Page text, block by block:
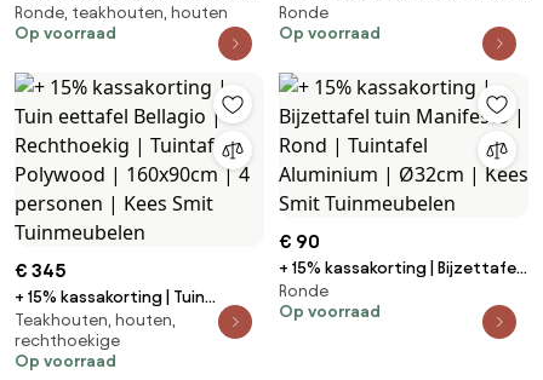
tafel Sunyard | Rond | Tuintafel
Teakhout | Ø65cm | 2 personen
Ronde, teakhouten, houten
Op voorraad
tuin Manifesto | Rond | Tuintafel
Aluminium | Ø50cm | Kees Smit
Ronde
Op voorraad
€ 345
+ 15% kassakorting | Tuin
eettafel Bellagio | Rechthoekig |
Tuintafel Polywood | 160x90cm |
4 personen | Kees Smit
Teakhouten, houten,
rechthoekige
Op voorraad
€ 90
+ 15% kassakorting | Bijzettafel
tuin Manifesto | Rond | Tuintafel
Aluminium | Ø32cm | Kees Smit
Ronde
Op voorraad